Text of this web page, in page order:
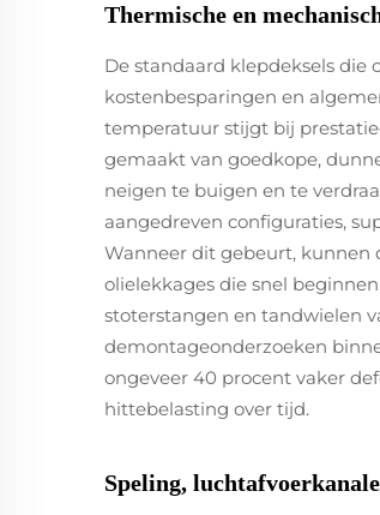
Thermische en
De standaard klepdeksels
kostenbesparingen en
temperatuur stijgt bij
gemaakt van goedkope,
neigen te buigen en te
aangedreven configuraties,
Wanneer dit gebeurt,
olielekkages die snel
stoterstangen en tandwielen
demontageonderzoeken
ongeveer 40 procent vaker
hittebelasting over tijd.
Speling,